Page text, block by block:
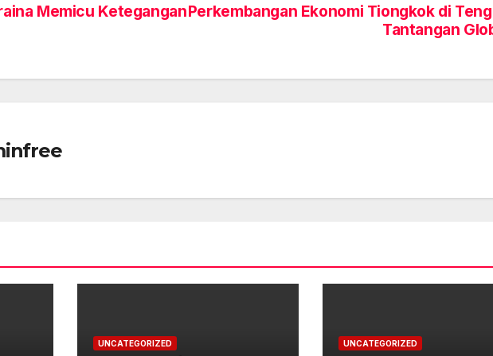
Perkembangan Ekonomi Tiongkok di
Tantangan
Memicu Ketegangan
UNCATEGORIZED UNCATEGORIZED